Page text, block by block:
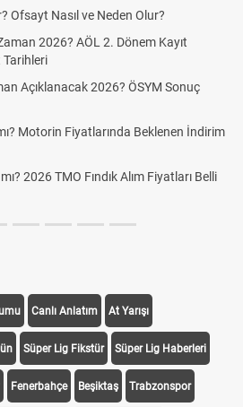
Ofsayt Nasıl ve Neden Olur?
2026? AÖL 2. Dönem Kayıt
Tarihleri
Açıklanacak 2026? ÖSYM Sonuç
Motorin Fiyatlarında Beklenen İndirim
mı? 2026 TMO Fındık Alım Fiyatları Belli
Canlı Anlatım At Yarışı
Süper Lig Fikstür Süper Lig Haberleri
Fenerbahçe Beşiktaş Trabzonspor